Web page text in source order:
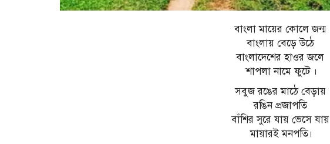
বাংলা মায়ের কোলে জন্ম
বাংলায় বেড়ে উঠে
বাংলাদেশের হাওর জলে
‌ শাপলা নামে ফুটে ।
সবুজ রঙের মাঠে বেড়ায়
রঙিন প্রজাপতি
বাঁশির সুরে যায় ভেসে যায়
‌ মায়ারই মনপতি।